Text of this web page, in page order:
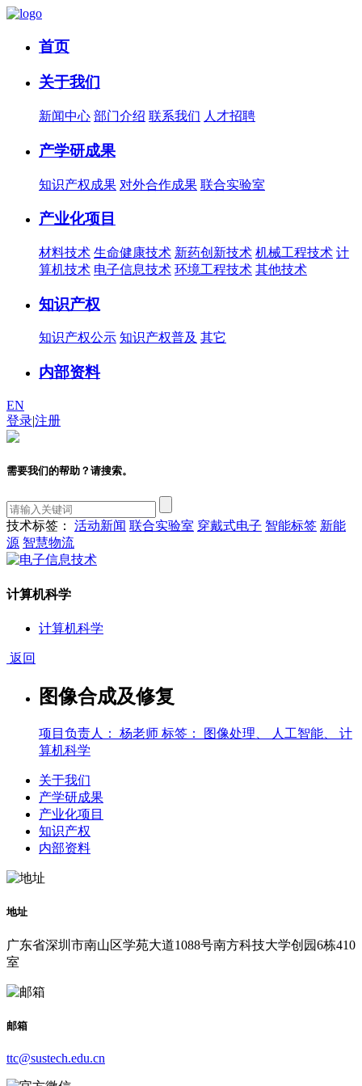
首页
关于我们
新闻中心 部门介绍 联系我们 人才招聘
产学研成果
知识产权成果 对外合作成果 联合实验室
产业化项目
材料技术 生命健康技术 新药创新技术 机械工程技术 计
算机技术 电子信息技术 环境工程技术 其他技术
知识产权
知识产权公示 知识产权普及 其它
内部资料
EN
登录|注册
需要我们的帮助？请搜索。
技术标签： 活动新闻 联合实验室 穿戴式电子 智能标签 新能
源 智慧物流
计算机科学
计算机科学
返回
图像合成及修复
项目负责人： 杨老师 标签： 图像处理、 人工智能、 计
算机科学
关于我们
产学研成果
产业化项目
知识产权
内部资料
地址
广东省深圳市南山区学苑大道1088号南方科技大学创园6栋410
室
邮箱
ttc@sustech.edu.cn